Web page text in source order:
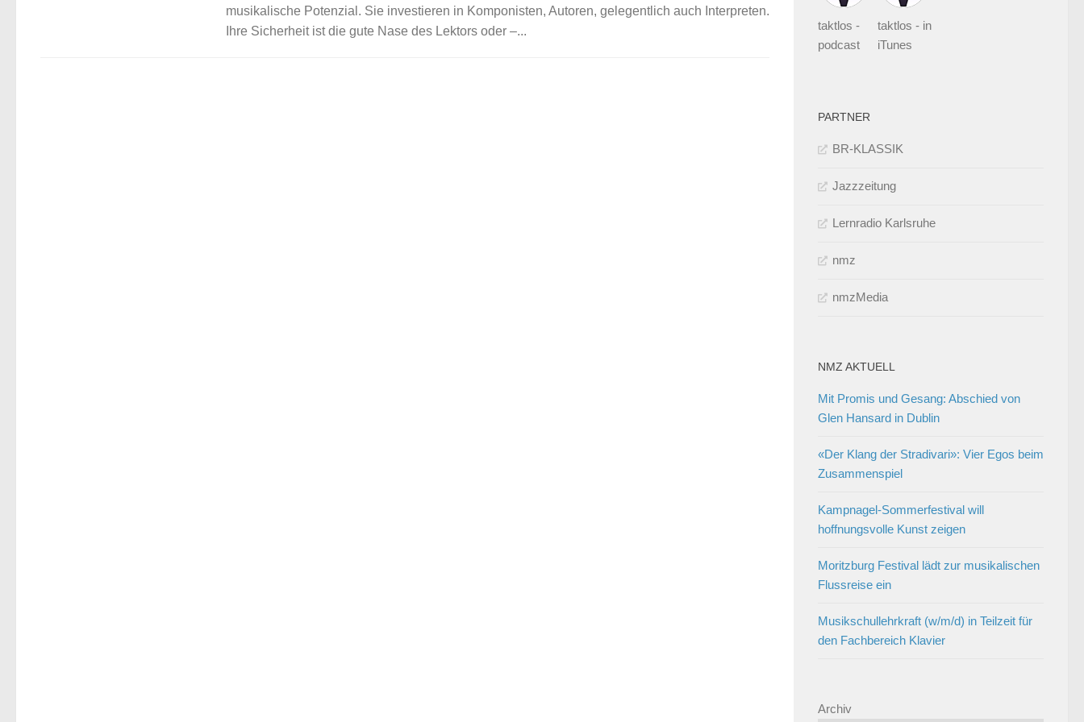
musikalische Potenzial. Sie investieren in Komponisten, Autoren, gelegentlich auch Interpreten.
Ihre Sicherheit ist die gute Nase des Lektors oder –...
taktlos -
podcast
taktlos - in
iTunes
PARTNER
BR-KLASSIK
Jazzzeitung
Lernradio Karlsruhe
nmz
nmzMedia
NMZ AKTUELL
Mit Promis und Gesang: Abschied von
Glen Hansard in Dublin
«Der Klang der Stradivari»: Vier Egos beim
Zusammenspiel
Kampnagel-Sommerfestival will
hoffnungsvolle Kunst zeigen
Moritzburg Festival lädt zur musikalischen
Flussreise ein
Musikschullehrkraft (w/m/d) in Teilzeit für
den Fachbereich Klavier
Archiv